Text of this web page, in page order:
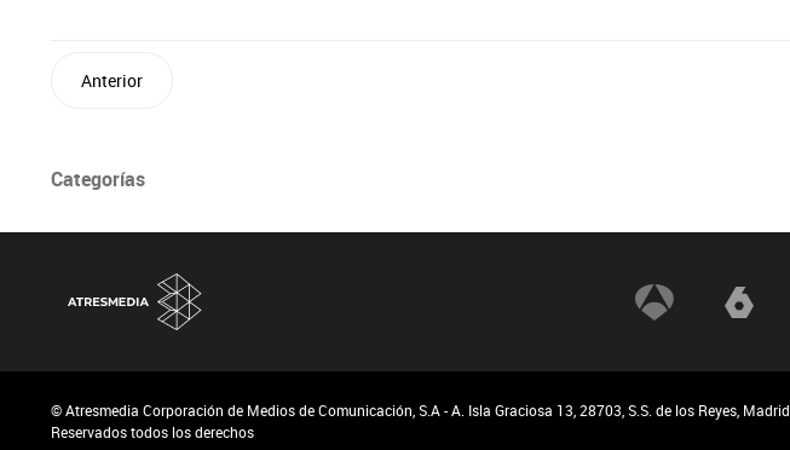
Anterior
Categorías
© Atresmedia Corporación de Medios de Comunicación, S.A - A. Isla Graciosa 13, 28703, S.S. de los Reyes, Madrid.
Reservados todos los derechos